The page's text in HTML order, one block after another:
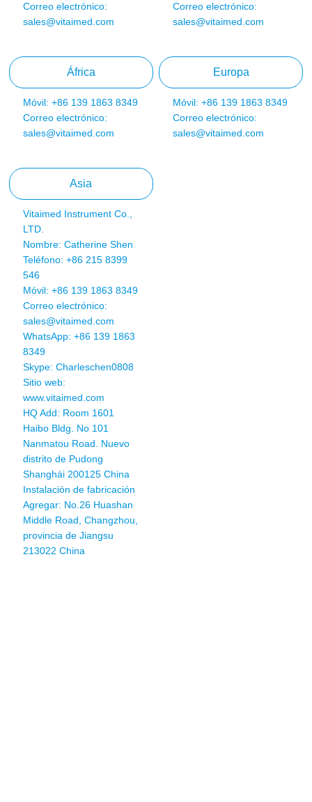
Correo electrónico:
sales@vitaimed.com
Correo electrónico:
sales@vitaimed.com
África
Móvil: +86 139 1863 8349
Correo electrónico:
sales@vitaimed.com
Europa
Móvil: +86 139 1863 8349
Correo electrónico:
sales@vitaimed.com
Asia
Vitaimed Instrument Co.,
LTD.
Nombre: Catherine Shen
Teléfono: +86 215 8399
546
Móvil: +86 139 1863 8349
Correo electrónico:
sales@vitaimed.com
WhatsApp:+86 139 1863
8349
Skype: Charleschen0808
Sitio web:
www.vitaimed.com
HQ Add: Room 1601
Haibo Bldg. No 101
Nanmatou Road. Nuevo
distrito de Pudong
Shanghái 200125 China
Instalación de fabricación
Agregar: No.26 Huashan
Middle Road, Changzhou,
provincia de Jiangsu
213022 China